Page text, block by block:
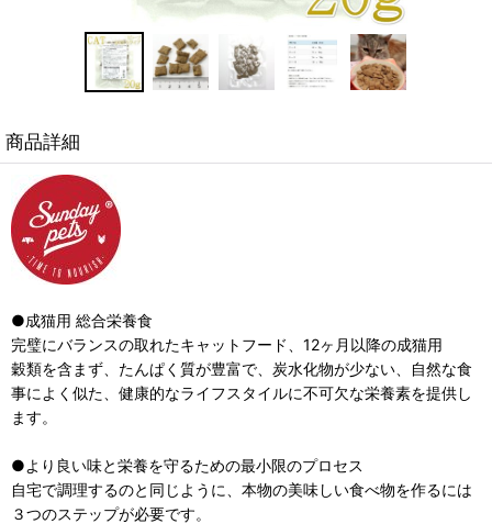
商品詳細
●成猫用 総合栄養食
完璧にバランスの取れたキャットフード、12ヶ月以降の成猫用
穀類を含まず、たんぱく質が豊富で、炭水化物が少ない、自然な食
事によく似た、健康的なライフスタイルに不可欠な栄養素を提供し
ます。
●より良い味と栄養を守るための最小限のプロセス
自宅で調理するのと同じように、本物の美味しい食べ物を作るには
３つのステップが必要です。